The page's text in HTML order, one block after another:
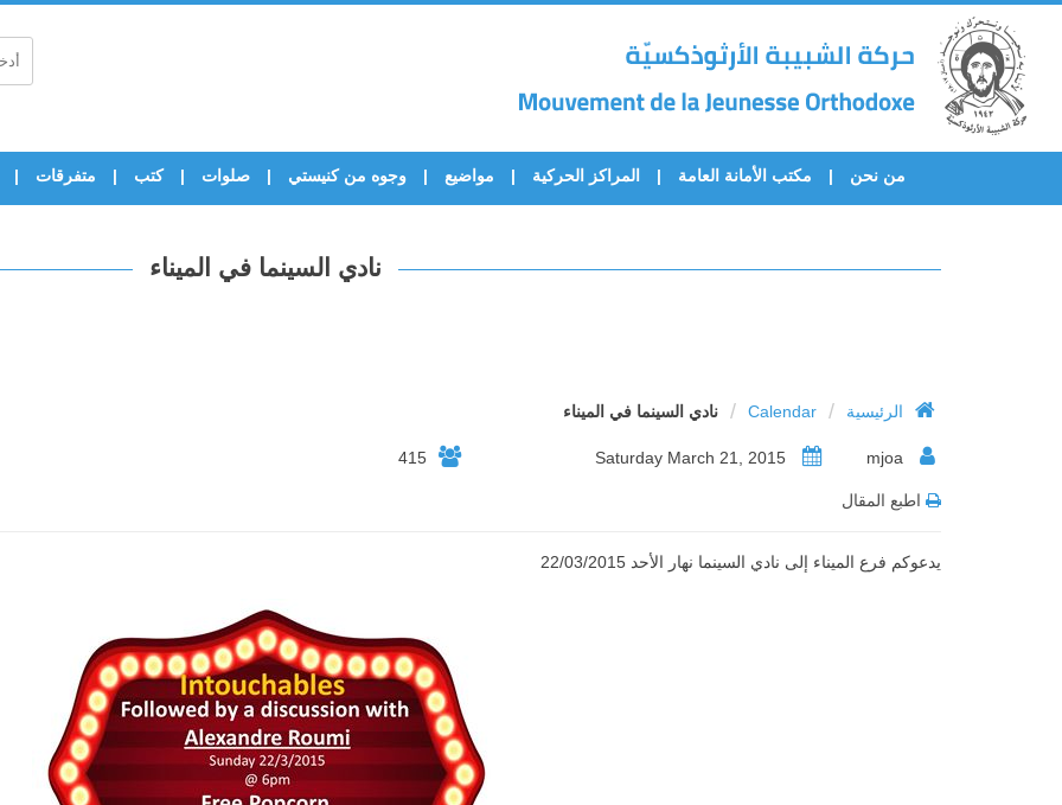
من نحن مكتب الأمانة العامة المراكز الحركية مواضيع وجوه من كنيستي صلوات كتب متفرقات
نادي السينما في الميناء
الرئيسية /
Calendar
/ نادي السينما في الميناء
415
اطبع المقال
يدعوكم فرع الميناء إلى نادي السينما نهار الأحد 22/03/2015